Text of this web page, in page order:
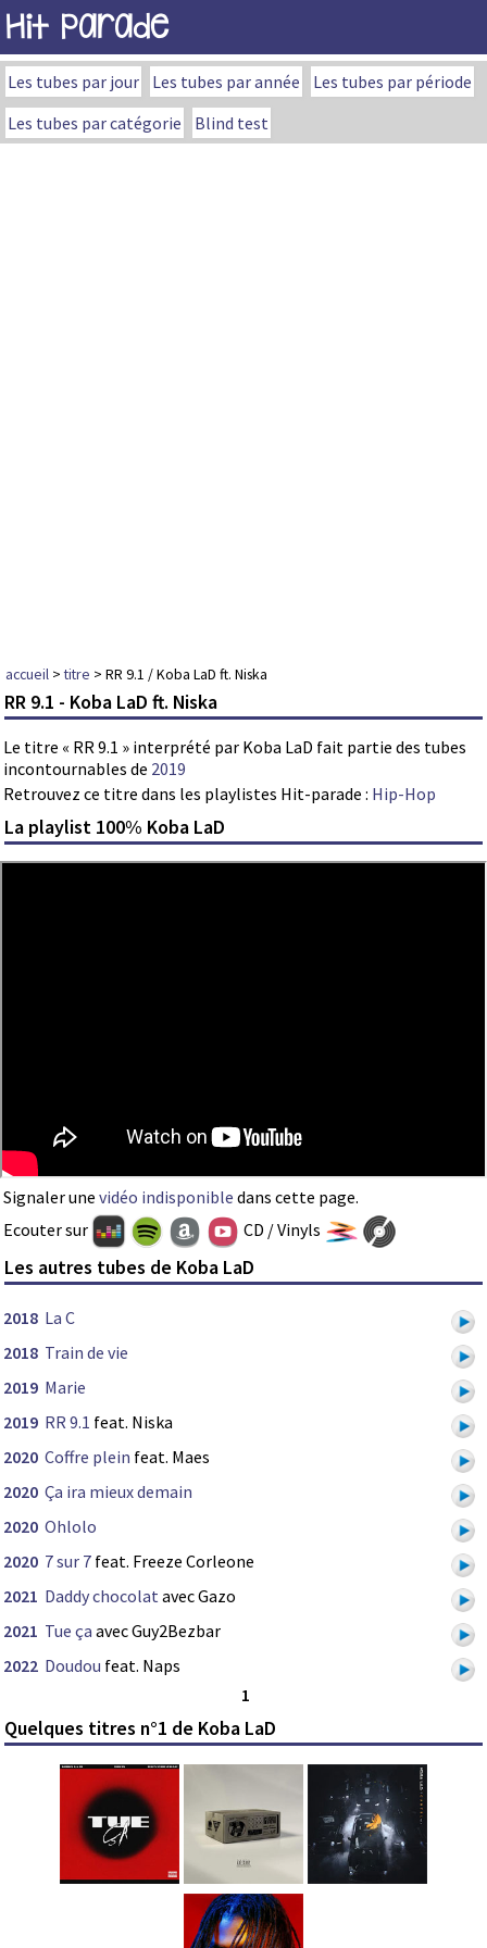
Hit Parade
Les tubes par jour Les tubes par année
Les tubes par période
Les tubes par catégorie
Blind test
accueil >titre > RR 9.1 / Koba LaD ft. Niska
RR 9.1 - Koba LaD ft. Niska
Le titre « RR 9.1 » interprété par Koba LaD fait partie des tubes
incontournables de 2019
Retrouvez ce titre dans les playlistes Hit-parade : Hip-Hop
La playlist 100% Koba LaD
Signaler une vidéo indisponible dans cette page.
Ecouter sur
CD / Vinyls
Les autres tubes de Koba LaD
2018 La C
2018 Train de vie
2019 Marie
2019 RR 9.1 feat. Niska
2020 Coffre plein feat. Maes
2020 Ça ira mieux demain
2020 Ohlolo
2020 7 sur 7 feat. Freeze Corleone
2021 Daddy chocolat avec Gazo
2021 Tue ça avec Guy2Bezbar
2022 Doudou feat. Naps
1
Quelques titres n°1 de Koba LaD